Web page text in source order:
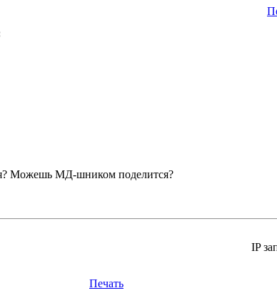
Можешь МД-шником поделится?
IP
Печать